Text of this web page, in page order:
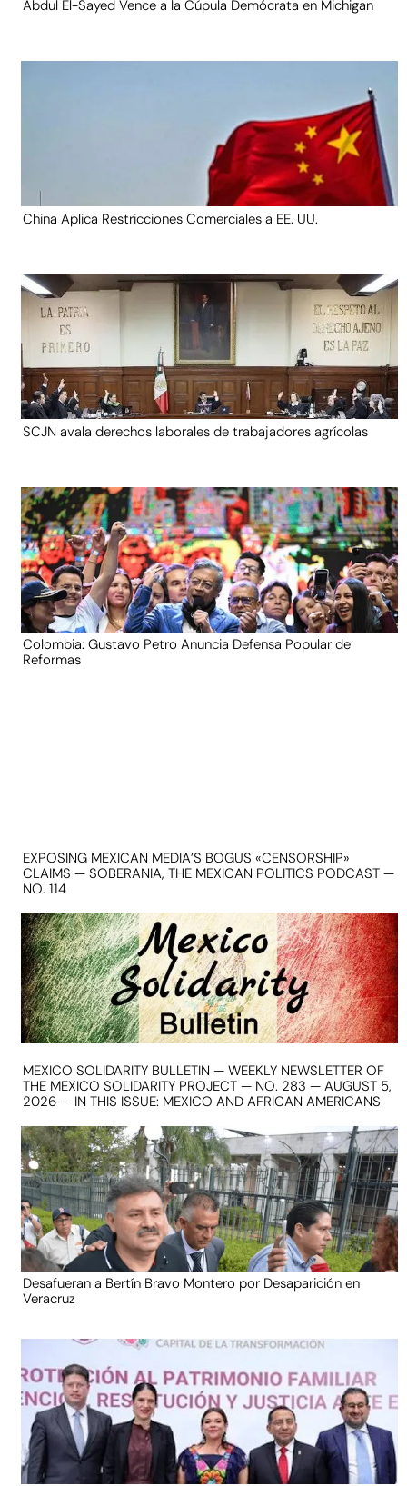
Abdul El-Sayed Vence a la Cúpula Demócrata en Michigan
China Aplica Restricciones Comerciales a EE. UU.
SCJN avala derechos laborales de trabajadores agrícolas
Colombia: Gustavo Petro Anuncia Defensa Popular de
Reformas
EXPOSING MEXICAN MEDIA’S BOGUS «CENSORSHIP»
CLAIMS — SOBERANIA, THE MEXICAN POLITICS PODCAST —
NO. 114
MEXICO SOLIDARITY BULLETIN — WEEKLY NEWSLETTER OF
THE MEXICO SOLIDARITY PROJECT — NO. 283 — AUGUST 5,
2026 — IN THIS ISSUE: MEXICO AND AFRICAN AMERICANS
Desafueran a Bertín Bravo Montero por Desaparición en
Veracruz